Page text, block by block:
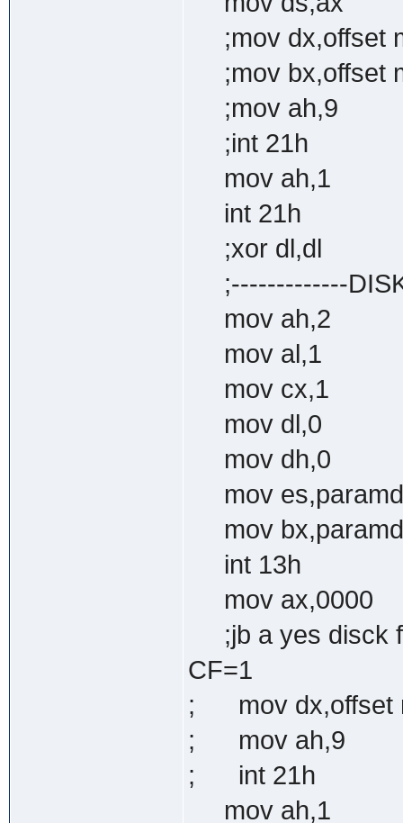
;mov dx,offset
;mov bx,offset
;mov ah,9
;int 21h
mov ah,1
int 21h
;xor dl,dl
;-------------
mov ah,2
mov al,1
mov cx,1
mov dl,0
mov dh,0
mov
mov
int 13h
mov ax,0000
;jb a yes disck
CF=1
; mov dx,offset
; mov ah,9
; int 21h
mov ah,1